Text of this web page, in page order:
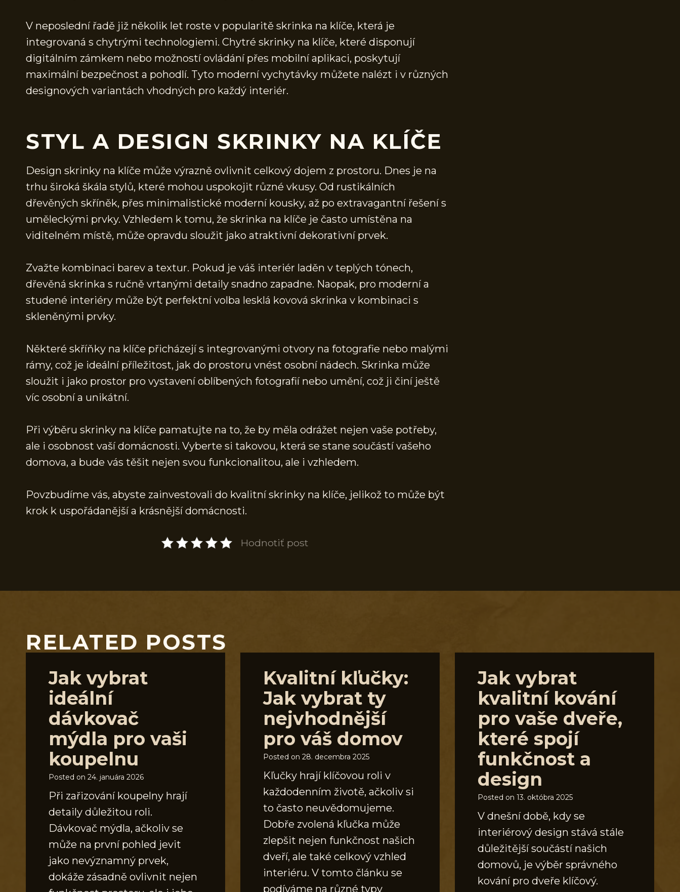
V neposlední řadě již několik let roste v popularitě skrinka na klíče, která je
integrovaná s chytrými technologiemi. Chytré skrinky na klíče, které disponují
digitálním zámkem nebo možností ovládání přes mobilní aplikaci, poskytují
maximální bezpečnost a pohodlí. Tyto moderní vychytávky můžete nalézt i v různých
designových variantách vhodných pro každý interiér.
STYL A DESIGN SKRINKY NA KLÍČE
Design skrinky na klíče může výrazně ovlivnit celkový dojem z prostoru. Dnes je na
trhu široká škála stylů, které mohou uspokojit různé vkusy. Od rustikálních
dřevěných skříněk, přes minimalistické moderní kousky, až po extravagantní řešení s
uměleckými prvky. Vzhledem k tomu, že skrinka na klíče je často umístěna na
viditelném místě, může opravdu sloužit jako atraktivní dekorativní prvek.
Zvažte kombinaci barev a textur. Pokud je váš interiér laděn v teplých tónech,
dřevěná skrinka s ručně vrtanými detaily snadno zapadne. Naopak, pro moderní a
studené interiéry může být perfektní volba lesklá kovová skrinka v kombinaci s
skleněnými prvky.
Některé skříňky na klíče přicházejí s integrovanými otvory na fotografie nebo malými
rámy, což je ideální příležitost, jak do prostoru vnést osobní nádech. Skrinka může
sloužit i jako prostor pro vystavení oblíbených fotografií nebo umění, což ji činí ještě
víc osobní a unikátní.
Při výběru skrinky na klíče pamatujte na to, že by měla odrážet nejen vaše potřeby,
ale i osobnost vaší domácnosti. Vyberte si takovou, která se stane součástí vašeho
domova, a bude vás těšit nejen svou funkcionalitou, ale i vzhledem.
Povzbudíme vás, abyste zainvestovali do kvalitní skrinky na klíče, jelikož to může být
krok k uspořádanější a krásnější domácnosti.
Hodnotiť post
RELATED POSTS
Jak vybrat
ideální
dávkovač
mýdla pro vaši
koupelnu
Posted on 24. januára 2026
Při zařizování koupelny hrají
detaily důležitou roli.
Dávkovač mýdla, ačkoliv se
může na první pohled jevit
jako nevýznamný prvek,
dokáže zásadně ovlivnit nejen
Kvalitní kľučky:
Jak vybrat ty
nejvhodnější
pro váš domov
Posted on 28. decembra 2025
Kľučky hrají klíčovou roli v
každodenním životě, ačkoliv si
to často neuvědomujeme.
Dobře zvolená kľučka může
zlepšit nejen funkčnost našich
dveří, ale také celkový vzhled
interiéru. V tomto článku se
podíváme na různé typy
Jak vybrat
kvalitní kování
pro vaše dveře,
které spojí
funkčnost a
design
Posted on 13. októbra 2025
V dnešní době, kdy se
interiérový design stává stále
důležitější součástí našich
domovů, je výběr správného
kování pro dveře klíčový.